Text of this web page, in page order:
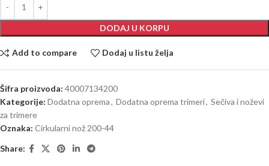
DODAJ U KORPU
Add to compare Dodaj u listu želja
Šifra proizvoda: 40007134200
Kategorije: Dodatna oprema, Dodatna oprema trimeri, Sečiva i noževi
za trimere
Oznaka: Cirkularni nož 200-44
Share: